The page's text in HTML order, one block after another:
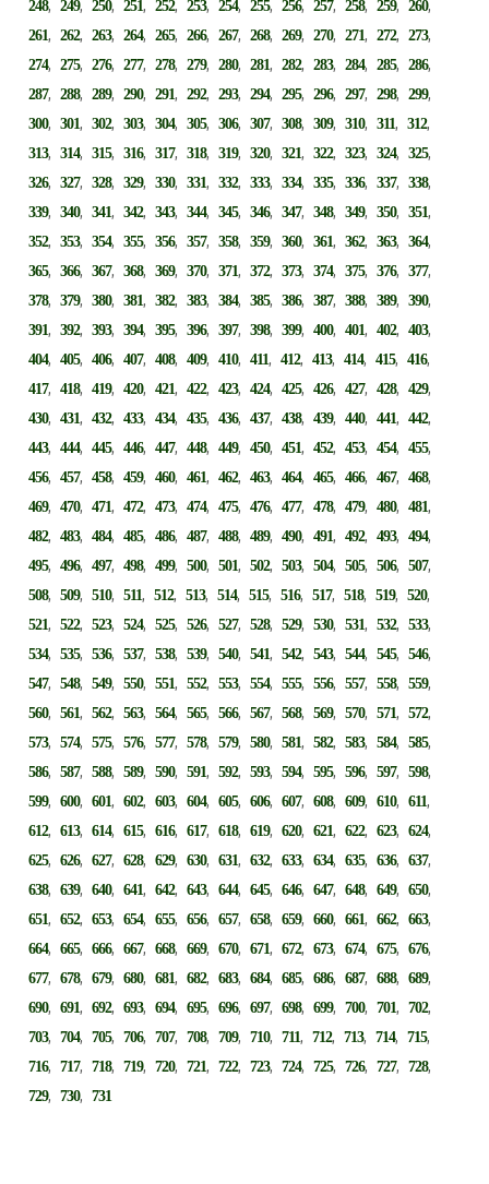
248,249,250,251,252,253,254,255,256,257,258,259,260,
261,262,263,264,265,266,267,268,269,270,271,272,273,
274,275,276,277,278,279,280,281,282,283,284,285,286,
287,288,289,290,291,292,293,294,295,296,297,298,299,
300,301,302,303,304,305,306,307,308,309,310,311,312,
313,314,315,316,317,318,319,320,321,322,323,324,325,
326,327,328,329,330,331,332,333,334,335,336,337,338,
339,340,341,342,343,344,345,346,347,348,349,350,351,
352,353,354,355,356,357,358,359,360,361,362,363,364,
365,366,367,368,369,370,371,372,373,374,375,376,377,
378,379,380,381,382,383,384,385,386,387,388,389,390,
391,392,393,394,395,396,397,398,399,400,401,402,403,
404,405,406,407,408,409,410,411,412,413,414,415,416,
417,418,419,420,421,422,423,424,425,426,427,428,429,
430,431,432,433,434,435,436,437,438,439,440,441,442,
443,444,445,446,447,448,449,450,451,452,453,454,455,
456,457,458,459,460,461,462,463,464,465,466,467,468,
469,470,471,472,473,474,475,476,477,478,479,480,481,
482,483,484,485,486,487,488,489,490,491,492,493,494,
495,496,497,498,499,500,501,502,503,504,505,506,507,
508,509,510,511,512,513,514,515,516,517,518,519,520,
521,522,523,524,525,526,527,528,529,530,531,532,533,
534,535,536,537,538,539,540,541,542,543,544,545,546,
547,548,549,550,551,552,553,554,555,556,557,558,559,
560,561,562,563,564,565,566,567,568,569,570,571,572,
573,574,575,576,577,578,579,580,581,582,583,584,585,
586,587,588,589,590,591,592,593,594,595,596,597,598,
599,600,601,602,603,604,605,606,607,608,609,610,611,
612,613,614,615,616,617,618,619,620,621,622,623,624,
625,626,627,628,629,630,631,632,633,634,635,636,637,
638,639,640,641,642,643,644,645,646,647,648,649,650,
651,652,653,654,655,656,657,658,659,660,661,662,663,
664,665,666,667,668,669,670,671,672,673,674,675,676,
677,678,679,680,681,682,683,684,685,686,687,688,689,
690,691,692,693,694,695,696,697,698,699,700,701,702,
703,704,705,706,707,708,709,710,711,712,713,714,715,
716,717,718,719,720,721,722,723,724,725,726,727,728,
729,730,731